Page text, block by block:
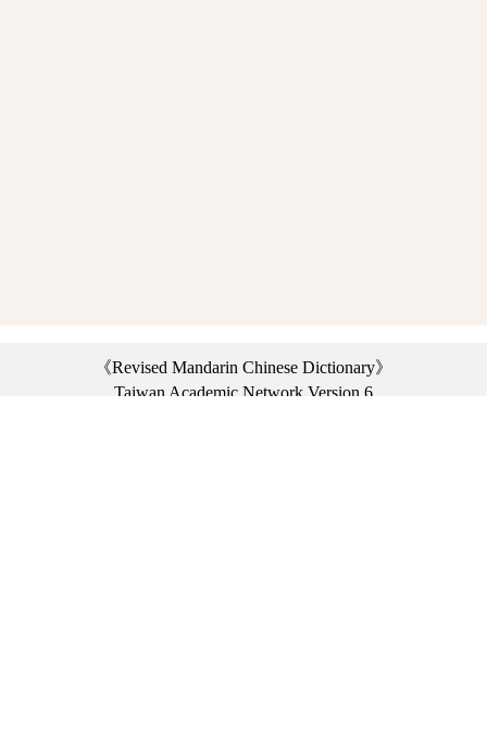
《Revised Mandarin Chinese Dictionary》
Taiwan Academic Network Version 6